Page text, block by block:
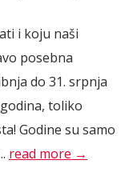
i koju naši
posebna
do 31. srpnja
toliko
Godine su samo
read more →